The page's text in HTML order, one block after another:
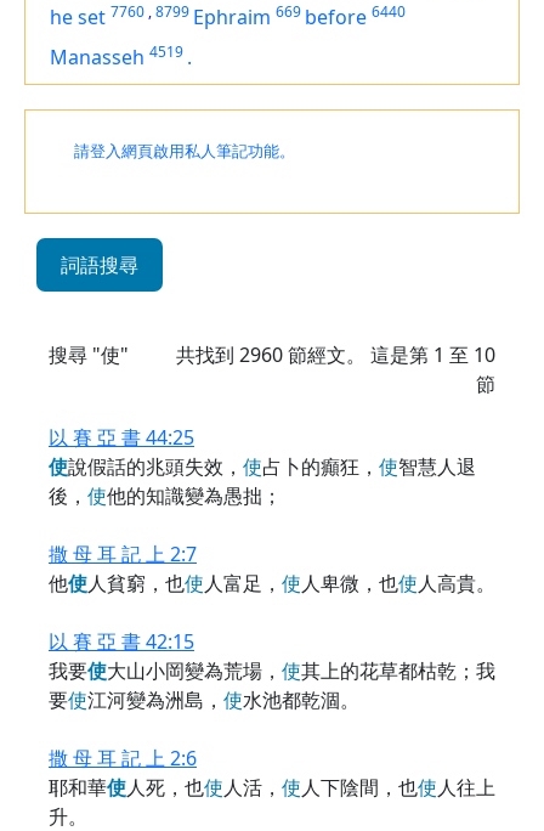
he set 7760 ,8799 Ephraim 669 before 6440
Manasseh 4519 .
請登入網頁啟用私人筆記功能。
詞語搜尋
搜尋 "使" 共找到 2960節經文。 這是第 1 至 10
節
以 賽 亞 書 44:25
使說假話的兆頭失效， 使占卜的癲狂， 使智慧人退
後， 使他的知識變為愚拙；
撒 母 耳 記 上 2:7
他使人貧窮，也使人富足， 使人卑微，也使人高貴。
以 賽 亞 書 42:15
我要使大山小岡變為荒場， 使其上的花草都枯乾；我
要使江河變為洲島， 使水池都乾涸。
撒 母 耳 記 上 2:6
耶和華使人死，也使人活， 使人下陰間，也使人往上
升。